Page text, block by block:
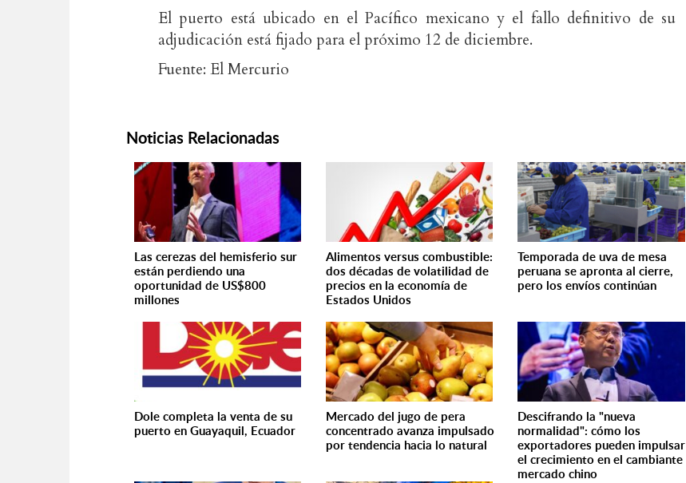
El puerto está ubicado en el Pacífico mexicano y el fallo definitivo de su
adjudicación está fijado para el próximo 12 de diciembre.
Fuente: El Mercurio
Noticias Relacionadas
Las cerezas del hemisferio sur
están perdiendo una
oportunidad de US$800
millones
Alimentos versus combustible:
dos décadas de volatilidad de
precios en la economía de
Estados Unidos
Temporada de uva de mesa
peruana se apronta al cierre,
pero los envíos continúan
Dole completa la venta de su
puerto en Guayaquil, Ecuador
Mercado del jugo de pera
concentrado avanza impulsado
por tendencia hacia lo natural
Descifrando la "nueva
normalidad": cómo los
exportadores pueden impulsar
el crecimiento en el cambiante
mercado chino